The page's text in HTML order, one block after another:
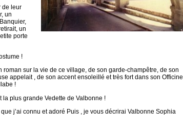
de leur
un
un
porte
!
roman sur la vie de ce village, de son garde-champêtre, de son
appelait , de son accent ensoleillé et très fort dans son Officine
!
plus grande Vedette de Valbonne !
j’ai connu et adoré Puis , je vous décrirai Valbonne Sophia